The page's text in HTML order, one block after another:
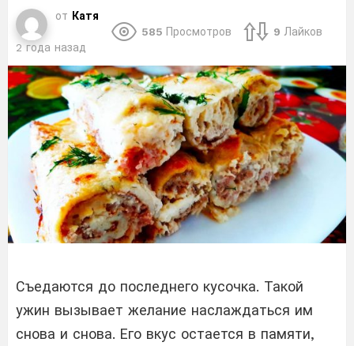
от Катя
2 года назад
585 Просмотров 9 Лайков
Съедаются до последнего кусочка. Такой
ужин вызывает желание наслаждаться им
снова и снова. Его вкус остается в памяти,